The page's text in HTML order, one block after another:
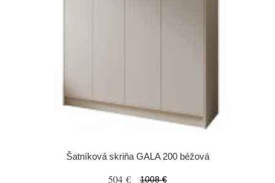
Šatníková skriňa GALA 200 béžová
504 € 1008 €